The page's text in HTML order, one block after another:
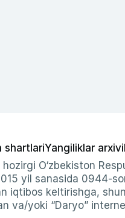
shartlariYangiliklar arxivi
O‘zbekiston
yil sanasida 0944-
iqtibos keltirishga,
va/yoki “Daryo”